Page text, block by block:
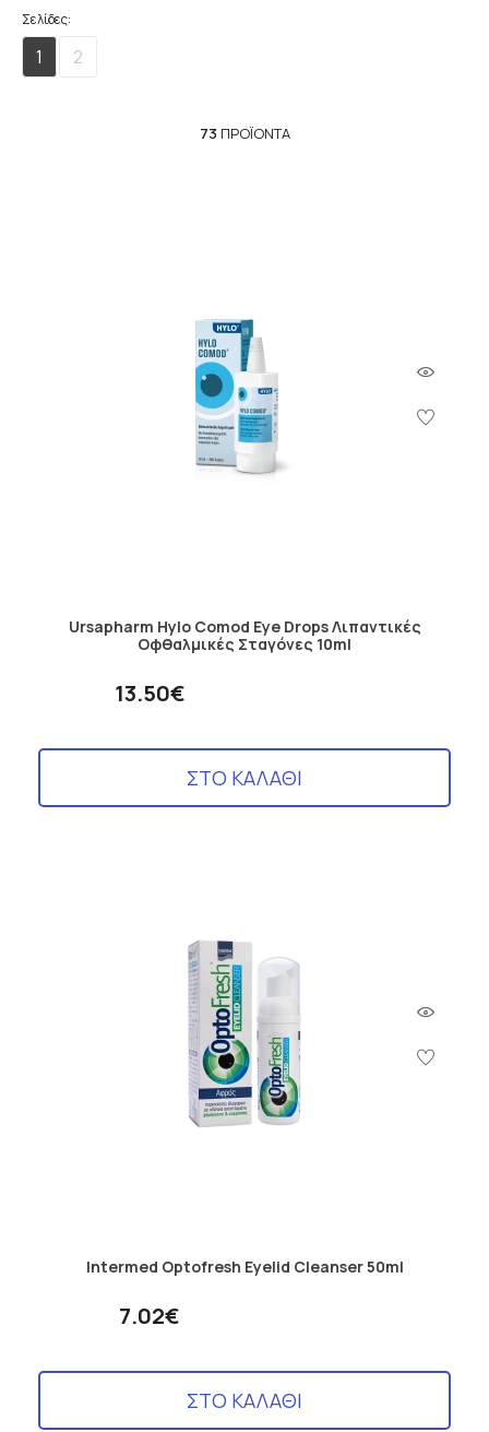
Σελίδες:
1 2
73ΠΡΟΪΌΝΤΑ
Ursapharm Hylo Comod Eye Drops Λιπαντικές
Οφθαλμικές Σταγόνες 10ml
13.50€
ΣΤΟ ΚΑΛΑΘΙ
Intermed Optofresh Eyelid Cleanser 50ml
7.02€
ΣΤΟ ΚΑΛΑΘΙ